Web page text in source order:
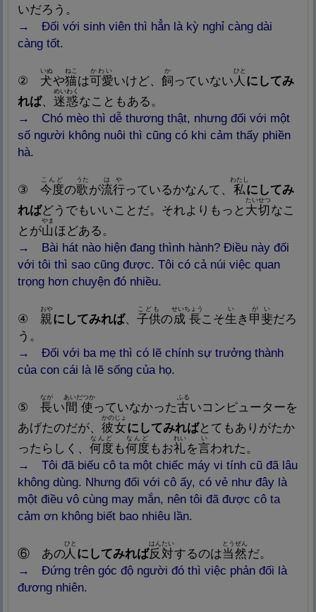
いだろう。
→ Đối với sinh viên thì hẳn là kỳ nghỉ càng dài
càng tốt.
② 犬
いぬ
や猫
ねこ
は可愛
かわい
いけど、 飼
か
っていない 人
ひと
にしてみ
れば、 迷惑
めいわく
なこともある。
→ Chó mèo thì dễ thương thật, nhưng đối với một
số người không nuôi thì cũng có khi cảm thấy phiền
hà.
③ 今度
こんど
の歌
うた
が流行
はや
っているかなんて、 私
わたし
にしてみ
ればどうでもいいことだ。それよりもっと 大切
たいせつ
なこ
とが山
やま
ほどある。
→ Bài hát nào hiện đang thình hành? Điều này đối
với tôi thì sao cũng được. Tôi có cả núi việc quan
trọng hơn chuyện đó nhiều.
④ 親
Nghĩa: Người thân, cha mẹ, bố
おや
にしてみれば、 子供
Nghĩa: Tùy tùng, hầu hạ, dâng
nạp
こども
の成 長
TRƯỜNG, TRƯỞNG,
せいちょう
こそ生
い
き 甲斐
がい
だろ
う。
→ Đối với ba mẹ thì có lẽ chính sự trưởng thành
của con cái là lẽ sống của họ.
⑤ 長
TRƯỜNG, TRƯỞNG,
TRƯỚNG
なが
い 間
Nghĩa: Khoảng, ở giữa, bên
使
あいだつか
っていなかった古
ふる
いコンピューターを
あげたのだが、 彼
Nghĩa: Bên kia, kẻ khác, đối
女
かのじょ
にしてみればとてもありがたか
ったらしく、 何度
なんど
も何度
なんど
もお礼
れい
を言
い
われた。
→ Tôi đã biếu cô ta một chiếc máy vi tính cũ đã lâu
không dùng. Nhưng đối với cô ấy, có vẻ như đây là
một điều vô cùng may mắn, nên tôi đã được cô ta
cảm ơn không biết bao nhiêu lần.
⑥ あの人
ひと
にしてみれば反 対
はんたい
するのは当然
とうぜん
だ。
→ Đứng trên góc độ người đó thì việc phản đối là
đương nhiên.